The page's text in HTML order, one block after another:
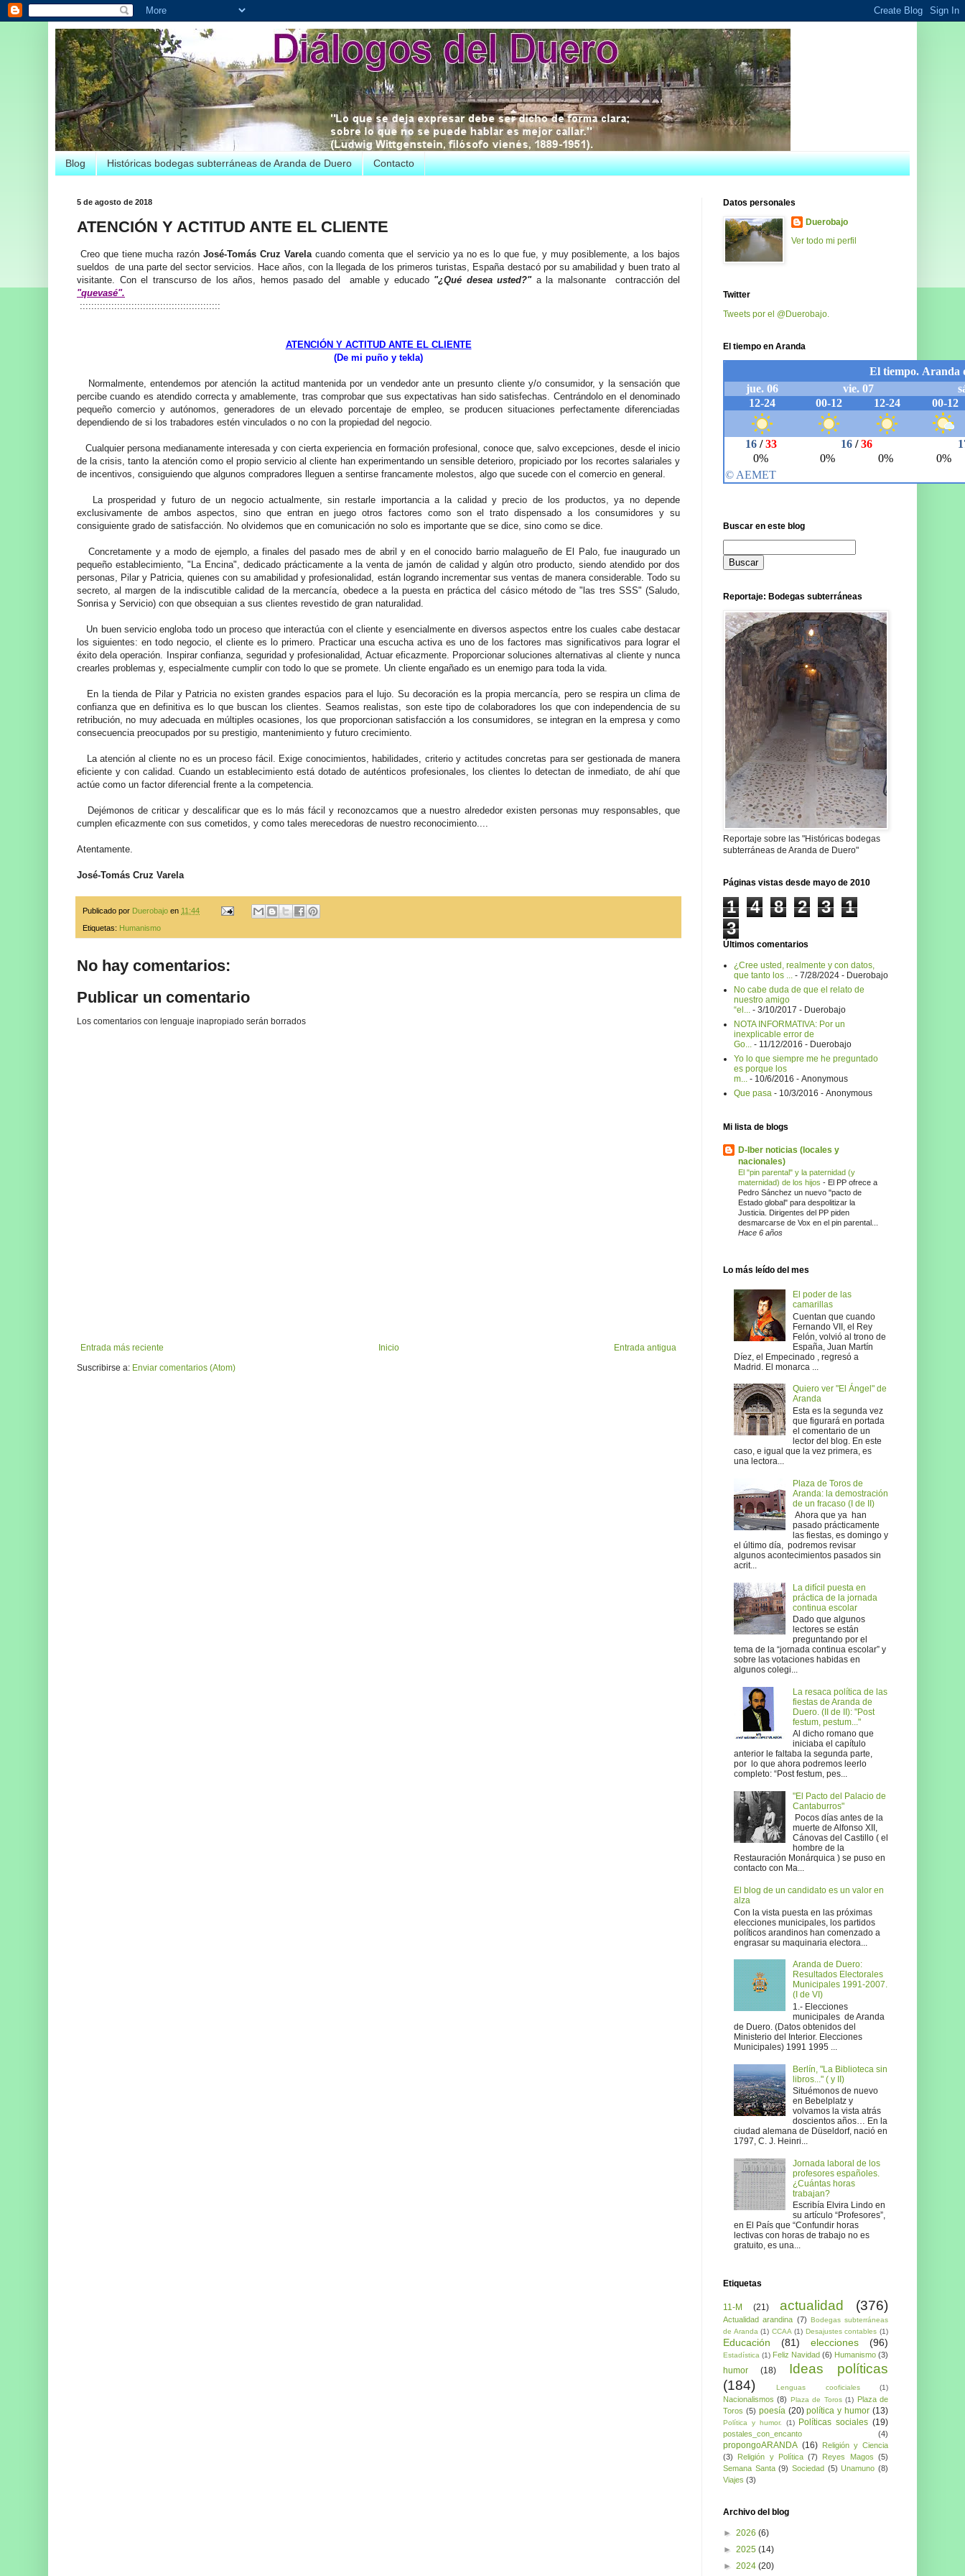
Blog Históricas bodegas subterráneas de Aranda de Duero Contacto
5 de agosto de 2018
ATENCIÓN Y ACTITUD ANTE EL CLIENTE
Creo que tiene mucha razónJosé-Tomás Cruz Varelacuando comenta que el servicio ya no es lo que fue, y muy posiblemente, a los bajos
sueldos de una parte del sector servicios. Hace años, con la llegada de los primeros turistas, España destacó por su amabilidad y buen trato al
visitante. Con el transcurso de los años, hemos pasado del amable y educado "¿Qué desea usted?"a la malsonante contracción del
"quevasé".
:::::::::::::::::::::::::::::::::::::::::::::::::
ATENCIÓN Y ACTITUD ANTE EL CLIENTE
(De mi puño y tekla)
Normalmente, entendemos por atención la actitud mantenida por un vendedor ante un presunto cliente y/o consumidor, y la sensación que
percibe cuando es atendido correcta y amablemente, tras comprobar que sus expectativas han sido satisfechas. Centrándolo en el denominado
pequeño comercio y autónomos, generadores de un elevado porcentaje de empleo, se producen situaciones perfectamente diferenciadas
dependiendo de si los trabadores estén vinculados o no con la propiedad del negocio.
Cualquier persona medianamente interesada y con cierta experiencia en formación profesional, conoce que, salvo excepciones, desde el inicio
de la crisis, tanto la atención como el propio servicio al cliente han experimentando un sensible deterioro, propiciado por los recortes salariales y
de incentivos, consiguiendo que algunos compradores lleguen a sentirse francamente molestos, algo que sucede con el comercio en general.
La prosperidad y futuro de un negocio actualmente, sin restarle importancia a la calidad y precio de los productos, ya no depende
exclusivamente de ambos aspectos, sino que entran en juego otros factores como son el trato dispensado a los consumidores y su
consiguiente grado de satisfacción. No olvidemos que en comunicación no solo es importante que se dice, sino como se dice.
Concretamente y a modo de ejemplo, a finales del pasado mes de abril y en el conocido barrio malagueño de El Palo, fue inaugurado un
pequeño establecimiento, "La Encina", dedicado prácticamente a la venta de jamón de calidad y algún otro producto, siendo atendido por dos
personas, Pilar y Patricia, quienes con su amabilidad y profesionalidad, están logrando incrementar sus ventas de manera considerable. Todo su
secreto, al margen de la indiscutible calidad de la mercancía, obedece a la puesta en práctica del cásico método de "las tres SSS" (Saludo,
Sonrisa y Servicio) con que obsequian a sus clientes revestido de gran naturalidad.
Un buen servicio engloba todo un proceso que interactúa con el cliente y esencialmente en diversos aspectos entre los cuales cabe destacar
los siguientes: en todo negocio, el cliente es lo primero. Practicar una escucha activa es uno de los factores mas significativos para lograr el
éxito dela operación. Inspirar confianza, seguridad y profesionalidad, Actuar eficazmente. Proporcionar soluciones alternativas al cliente y nunca
crearles problemas y, especialmente cumplir con todo lo que se promete. Un cliente engañado es un enemigo para toda la vida.
En la tienda de Pilar y Patricia no existen grandes espacios para el lujo. Su decoración es la propia mercancía, pero se respira un clima de
confianza que en definitiva es lo que buscan los clientes. Seamos realistas, son este tipo de colaboradores los que con independencia de su
retribución, no muy adecuada en múltiples ocasiones, los que proporcionan satisfacción a los consumidores, se integran en la empresa y como
consecuencia preocupados por su prestigio, mantenimiento y futuro crecimiento.
La atención al cliente no es un proceso fácil. Exige conocimientos, habilidades, criterio y actitudes concretas para ser gestionada de manera
eficiente y con calidad. Cuando un establecimiento está dotado de auténticos profesionales, los clientes lo detectan de inmediato, de ahí que
actúe como un factor diferencial frente a la competencia.
Dejémonos de criticar y descalificar que es lo más fácil y reconozcamos que a nuestro alrededor existen personas muy responsables, que
cumplen eficazmente con sus cometidos, y como tales merecedoras de nuestro reconocimiento....
Atentamente.
José-Tomás Cruz Varela
Publicado por Duerobajo en 11:44
Etiquetas: Humanismo
No hay comentarios:
Publicar un comentario
Los comentarios con lenguaje inapropiado serán borrados
Entrada más reciente Entrada antigua
Inicio
Suscribirse a: Enviar comentarios (Atom)
Datos personales
Duerobajo
Ver todo mi perfil
Twitter
Tweets por el @Duerobajo.
El tiempo en Aranda
Buscar en este blog
Reportaje: Bodegas subterráneas
Reportaje sobre las "Históricas bodegas
subterráneas de Aranda de Duero"
Páginas vistas desde mayo de 2010
1 4 8 2 3
1
3
Últimos comentarios
¿Cree usted, realmente y con datos,
que tanto los ...
- 7/28/2024 - Duerobajo
No cabe duda de que el relato de
nuestro amigo
“el...
- 3/10/2017 - Duerobajo
NOTA INFORMATIVA: Por un
inexplicable error de
Go...
- 11/12/2016 - Duerobajo
Yo lo que siempre me he preguntado
es porque los
m...
- 10/6/2016 - Anonymous
Que pasa - 10/3/2016 - Anonymous
Mi lista de blogs
D-Iber noticias (locales y
nacionales)
El "pin parental" y la paternidad (y
maternidad) de los hijos - El PP ofrece a
Pedro Sánchez un nuevo "pacto de
Estado global" para despolitizar la
Justicia. Dirigentes del PP piden
desmarcarse de Vox en el pin parental...
Hace 6 años
Lo más leído del mes
El poder de las
camarillas
Cuentan que cuando
Fernando VII, el Rey
Felón, volvió al trono de
España, Juan Martín
Díez, el Empecinado , regresó a
Madrid. El monarca ...
Quiero ver "El Ángel" de
Aranda
Esta es la segunda vez
que figurará en portada
el comentario de un
lector del blog. En este
caso, e igual que la vez primera, es
una lectora...
Plaza de Toros de
Aranda: la demostración
de un fracaso (I de II)
Ahora que ya han
pasado prácticamente
las fiestas, es domingo y
el último día, podremos revisar
algunos acontecimientos pasados sin
acrit...
La difícil puesta en
práctica de la jornada
continua escolar
Dado que algunos
lectores se están
preguntando por el
tema de la “jornada continua escolar” y
sobre las votaciones habidas en
algunos colegi...
La resaca política de las
fiestas de Aranda de
Duero. (II de II): "Post
festum, pestum..."
Al dicho romano que
iniciaba el capítulo
anterior le faltaba la segunda parte,
por lo que ahora podremos leerlo
completo: “Post festum, pes...
"El Pacto del Palacio de
Cantaburros"
Pocos días antes de la
muerte de Alfonso XII,
Cánovas del Castillo ( el
hombre de la
Restauración Monárquica ) se puso en
contacto con Ma...
El blog de un candidato es un valor en
alza
Con la vista puesta en las próximas
elecciones municipales, los partidos
políticos arandinos han comenzado a
engrasar su maquinaria electora...
Aranda de Duero:
Resultados Electorales
Municipales 1991-2007.
(I de VI)
1.- Elecciones
municipales de Aranda
de Duero. (Datos obtenidos del
Ministerio del Interior. Elecciones
Municipales) 1991 1995 ...
Berlín, "La Biblioteca sin
libros..." ( y II)
Situémonos de nuevo
en Bebelplatz y
volvamos la vista atrás
doscientos años… En la
ciudad alemana de Düseldorf, nació en
1797, C. J. Heinri...
Jornada laboral de los
profesores españoles.
¿Cuántas horas
trabajan?
Escribía Elvira Lindo en
su artículo “Profesores”,
en El País que “Confundir horas
lectivas con horas de trabajo no es
gratuito, es una...
Etiquetas
11-M (21) actualidad (376)
Actualidad arandina (7) Bodegas subterráneas
de Aranda (1) CCAA (1) Desajustes contables (1)
Educación (81) elecciones (96)
Estadística (1) Feliz Navidad (6) Humanismo (3)
humor (18)
Ideas políticas
(184)
Lenguas cooficiales (1)
Nacionalismos (8) Plaza de Toros (1) Plaza de
Toros (5) poesía (20) política y humor (13)
Política y humor. (1) Políticas sociales (19)
postales_con_encanto (4)
propongoARANDA (16) Religión y Ciencia
(3)
Religión y Política (7) Reyes Magos (5)
Semana Santa (9) Sociedad (5) Unamuno (8)
Viajes (3)
Archivo del blog
► 2026 (6)
► 2025 (14)
► 2024 (20)